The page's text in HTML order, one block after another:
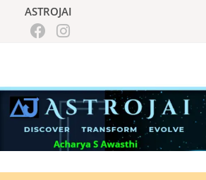
ASTROJAI